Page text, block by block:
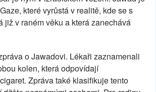
které vyrůstá v realitě, kde se s
již v raném věku a která zanechává
o Jawadovi. Lékaři zaznamenali
kolen, která odpovídají
Zpráva také klasifikuje tento